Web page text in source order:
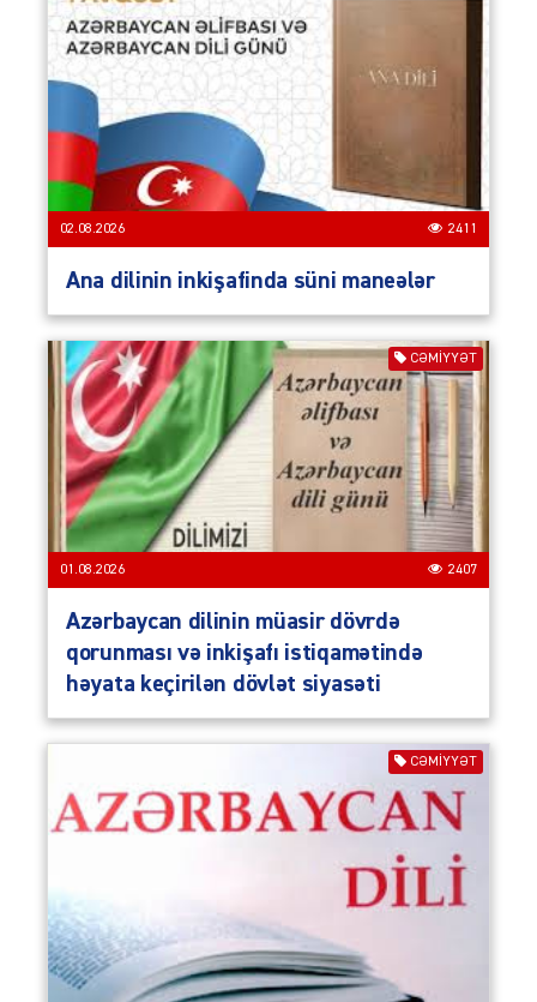
02.08.2026 2411
Ana dilinin inkişafinda süni maneələr
CƏMIYYƏT
01.08.2026 2407
Azərbaycan dilinin müasir dövrdə
qorunması və inkişafı istiqamətində
həyata keçirilən dövlət siyasəti
CƏMIYYƏT